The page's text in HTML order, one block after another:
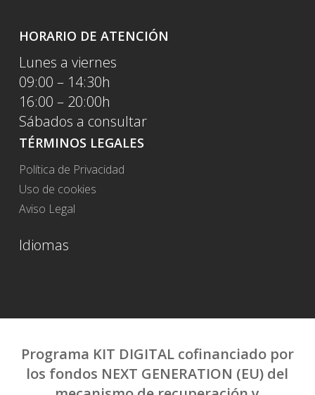
HORARIO DE ATENCIÓN
Lunes a viernes
09:00 – 14:30h
16:00 – 20:00h
Sábados a consultar
TÉRMINOS LEGALES
Política de Privacidad
Uso de cookies
Aviso Legal
Idiomas
Programa KIT DIGITAL cofinanciado por
los fondos NEXT GENERATION (EU) del